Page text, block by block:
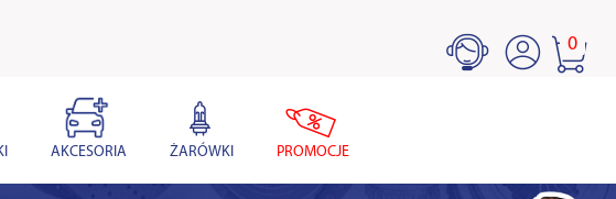
0
AKCESORIA ŻARÓWKI PROMOCJE